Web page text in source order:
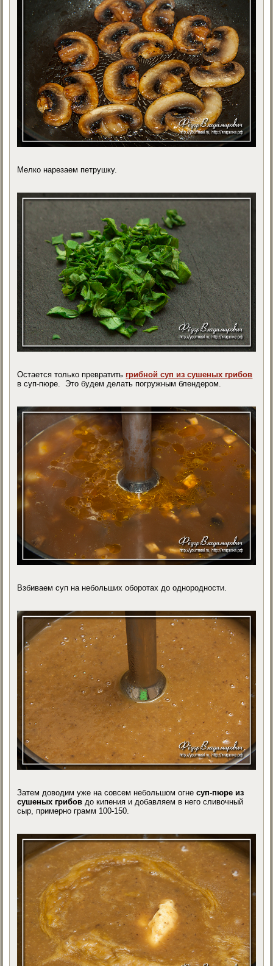
Мелко нарезаем петрушку.
Остается только превратить грибной суп из сушеных грибов
в суп-пюре. Это будем делать погружным блендером.
Взбиваем суп на небольших оборотах до однородности.
Затем доводим уже на совсем небольшом огнесуп-пюре из
сушеных грибов до кипения и добавляем в него сливочный
сыр, примерно грамм 100-150.